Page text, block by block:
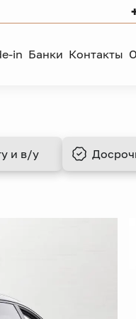
in Банки Контакты
и в/у